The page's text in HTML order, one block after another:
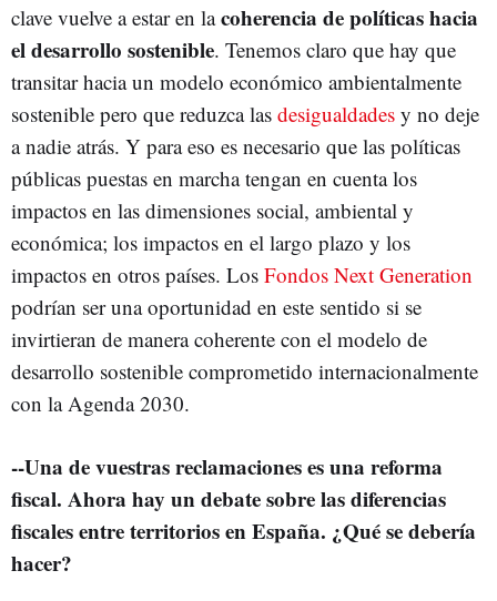
clave vuelve a estar en lacoherencia de políticas hacia
el desarrollo sostenible. Tenemos claro que hay que
transitar hacia un modelo económico ambientalmente
sostenible pero que reduzca las desigualdades y no deje
a nadie atrás. Y para eso es necesario que las políticas
públicas puestas en marcha tengan en cuenta los
impactos en las dimensiones social, ambiental y
económica; los impactos en el largo plazo y los
impactos en otros países. Los Fondos Next Generation
podrían ser una oportunidad en este sentido si se
invirtieran de manera coherente con el modelo de
desarrollo sostenible comprometido internacionalmente
con la Agenda 2030.
--Una de vuestras reclamaciones es una reforma
fiscal. Ahora hay un debate sobre las diferencias
fiscales entre territorios en España. ¿Qué se debería
hacer?